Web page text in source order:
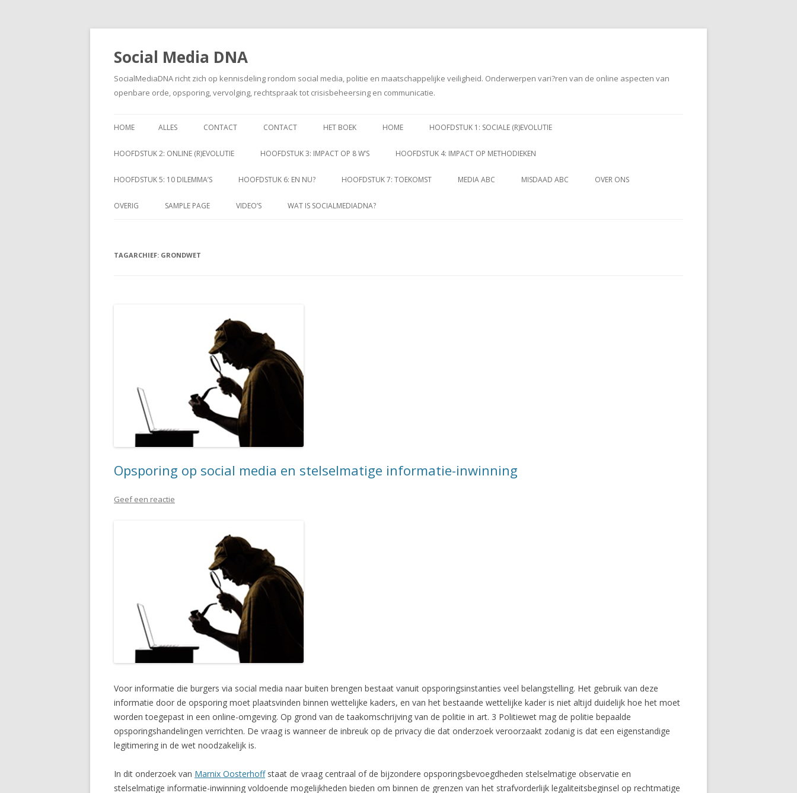
Social Media DNA
SocialMediaDNA richt zich op kennisdeling rondom social media, politie en maatschappelijke veiligheid. Onderwerpen vari?ren van de online aspecten van
openbare orde, opsporing, vervolging, rechtspraak tot crisisbeheersing en communicatie.
naar
HOME ALLES CONTACT CONTACT HET BOEK HOME HOOFDSTUK 1: SOCIALE (R)EVOLUTIE
HOOFDSTUK 2: ONLINE (R)EVOLUTIE HOOFDSTUK 3: IMPACT OP 8 W’S HOOFDSTUK 4: IMPACT OP METHODIEKEN
HOOFDSTUK 5: 10 DILEMMA’S HOOFDSTUK 6: EN NU? HOOFDSTUK 7: TOEKOMST MEDIA ABC MISDAAD ABC OVER ONS
OVERIG SAMPLE PAGE VIDEO’S WAT IS SOCIALMEDIADNA?
TAGARCHIEF: GRONDWET
Opsporing op social media en stelselmatige informatie-inwinning
Geef een reactie
Voor informatie die burgers via social media naar buiten brengen bestaat vanuit opsporingsinstanties veel belangstelling. Het gebruik van deze
informatie door de opsporing moet plaatsvinden binnen wettelijke kaders, en van het bestaande wettelijke kader is niet altijd duidelijk hoe het moet
worden toegepast in een online-omgeving. Op grond van de taakomschrijving van de politie in art. 3 Politiewet mag de politie bepaalde
opsporingshandelingen verrichten. De vraag is wanneer de inbreuk op de privacy die dat onderzoek veroorzaakt zodanig is dat een eigenstandige
legitimering in de wet noodzakelijk is.
In dit onderzoek van Marnix Oosterhoffstaat de vraag centraal of de bijzondere opsporingsbevoegdheden stelselmatige observatie en
stelselmatige informatie-inwinning voldoende mogelijkheden bieden om binnen de grenzen van het strafvorderlijk legaliteitsbeginsel op rechtmatige